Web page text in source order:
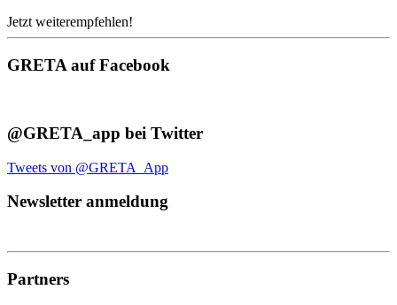
Jetzt weiterempfehlen!
GRETA auf Facebook
@GRETA_app bei Twitter
Tweets von @GRETA_App
Newsletter anmeldung
Partners